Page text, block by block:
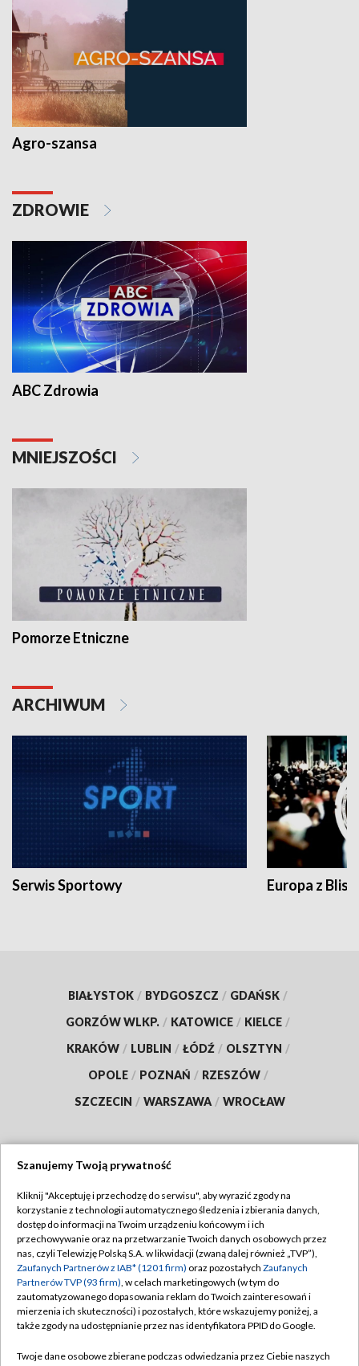
Agro-szansa
ZDROWIE
ABC Zdrowia
MNIEJSZOŚCI
Pomorze Etniczne
ARCHIWUM
Serwis Sportowy Europa z
BIAŁYSTOK / BYDGOSZCZ / GDAŃSK /
GORZÓW WLKP. / KATOWICE / KIELCE /
KRAKÓW / LUBLIN / ŁÓDŹ / OLSZTYN /
OPOLE / POZNAŃ / RZESZÓW /
SZCZECIN / WARSZAWA / WROCŁAW
TVP
Abonament TVP
Emisja w TVP
Centrum informacji TVP
Naziemna Telewizja Cyfrowa
Regulamin TVP
Polityka prywatności
Moje zgody
Pomoc
Szanujemy Twoją prywatność
Kliknij "Akceptuję i przechodzę do serwisu", aby wyrazić zgody na
korzystanie z technologii automatycznego śledzenia i zbierania danych,
dostęp do informacji na Twoim urządzeniu końcowym i ich
przechowywanie oraz na przetwarzanie Twoich danych osobowych przez
nas, czyli Telewizję Polską S.A. w likwidacji (zwaną dalej również „TVP”),
Zaufanych Partnerów z IAB* (1201 firm) oraz pozostałych Zaufanych
Partnerów TVP (93 firm), w celach marketingowych (w tym do
zautomatyzowanego dopasowania reklam do Twoich zainteresowań i
mierzenia ich skuteczności) i pozostałych, które wskazujemy poniżej, a
także zgody na udostępnianie przez nas identyfikatora PPID do Google.
Twoje dane osobowe zbierane podczas odwiedzania przez Ciebie naszych